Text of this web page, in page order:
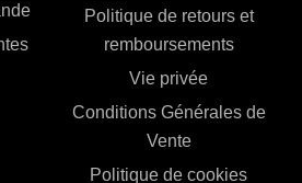
Politique de retours et
remboursements
Vie privée
Conditions Générales de
Vente
Politique de cookies